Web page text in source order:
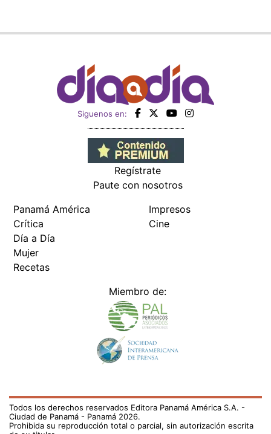
Siguenos en:
Regístrate
Paute con nosotros
Panamá América
Crítica
Día a Día
Mujer
Recetas
Impresos
Cine
Miembro de:
Todos los derechos reservados Editora Panamá América S.A. -
Ciudad de Panamá - Panamá 2026.
Prohibida su reproducción total o parcial, sin autorización escrita